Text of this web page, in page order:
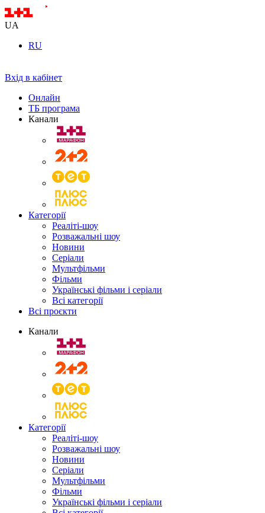
UA
RU
Вхід в кабінет
Онлайн
ТБ програма
Канали
Категорії
Реаліті-шоу
Розважальні шоу
Новини
Серіали
Мультфільми
Фільми
Українські фільми і серіали
Всі категорії
Всі проєкти
Канали
Категорії
Реаліті-шоу
Розважальні шоу
Новини
Серіали
Мультфільми
Фільми
Українські фільми і серіали